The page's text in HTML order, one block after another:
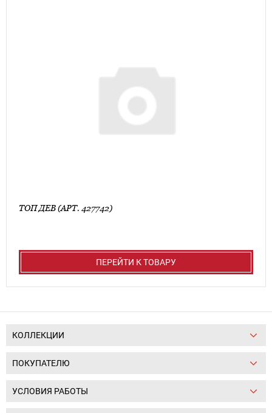
ТОП ДЕВ (АРТ. 427742)
ПЕРЕЙТИ К ТОВАРУ
КОЛЛЕКЦИИ
ПОКУПАТЕЛЮ
УСЛОВИЯ РАБОТЫ